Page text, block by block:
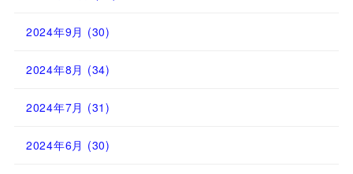
2024年9月 (30)
2024年8月 (34)
2024年7月 (31)
2024年6月 (30)